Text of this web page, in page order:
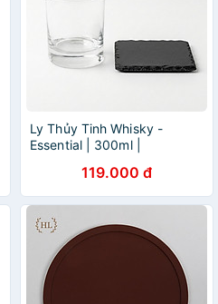
Ly Thủy Tinh Whisky -
Essential | 300ml |
119.000 đ